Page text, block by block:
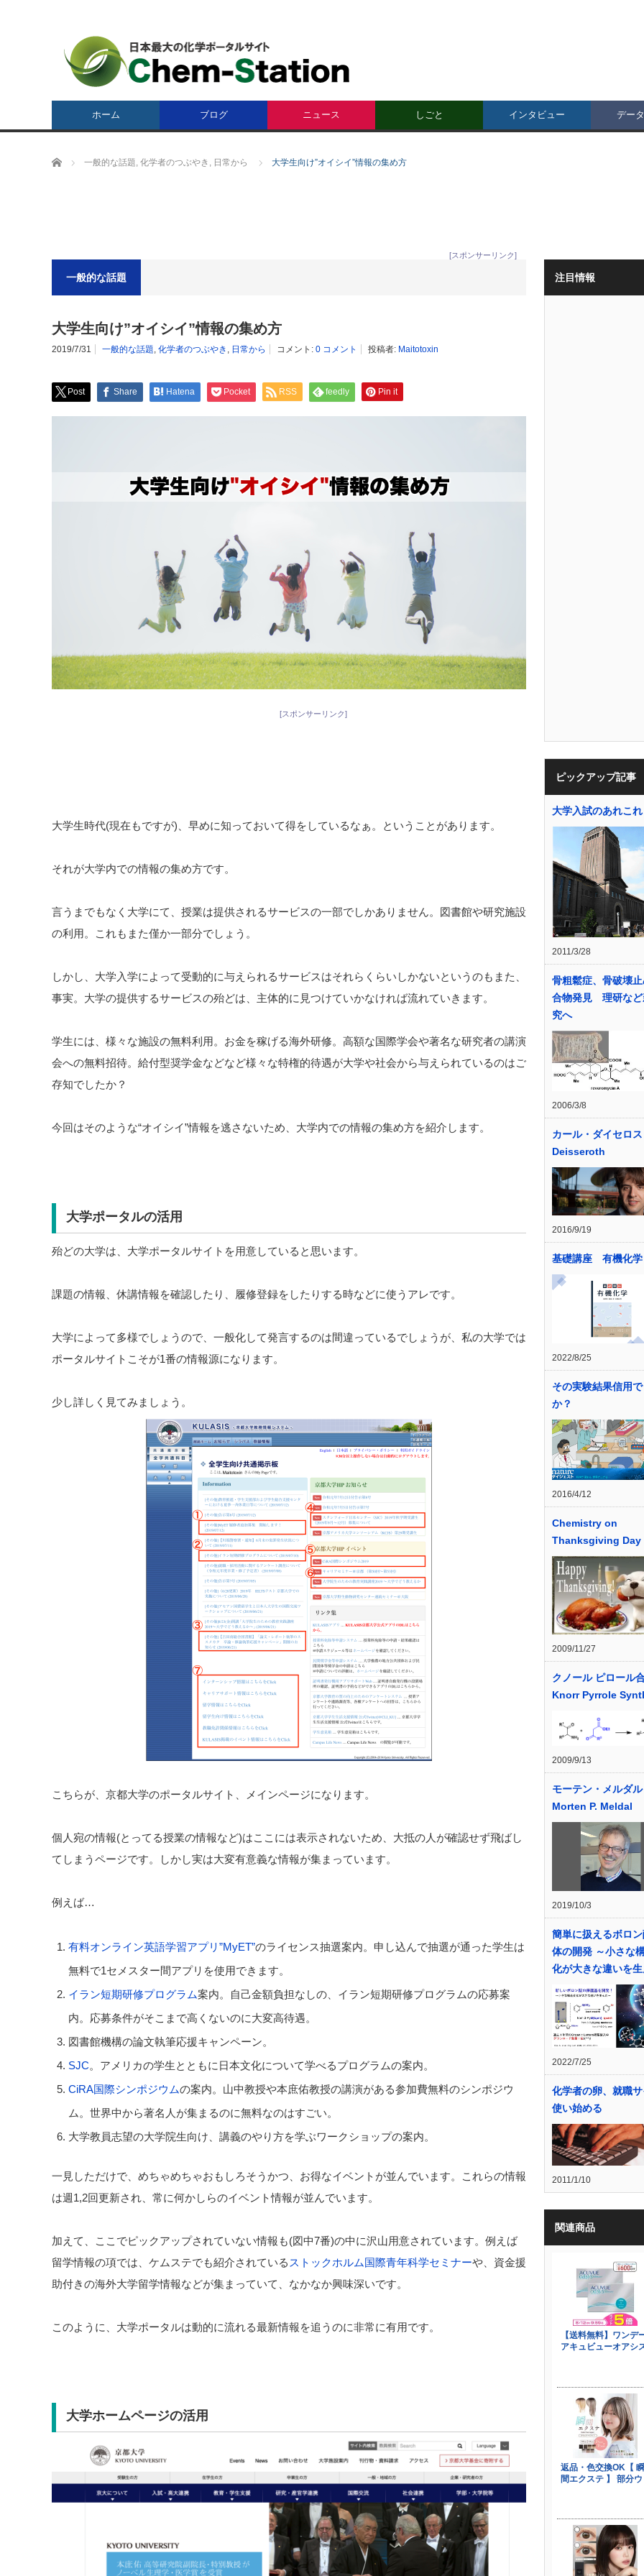
ホーム ブログ ニュース しごと インタビュー デー
ホーム 一般的な話題, 化学者のつぶやき , 日常から 大学生向け”オイシイ”情報の集め方
[スポンサーリンク]
一般的な話題
大学生向け”オイシイ”情報の集め方
2019/7/31 一般的な話題, 化学者のつぶやき , 日常から コメント: 0 コメント 投稿者: Maitotoxin
Post Share Hatena Pocket RSS feedly Pin it
[スポンサーリンク]
大学生時代(現在もですが)、早めに知っておいて得をしているなぁ。ということがあります。
それが大学内での情報の集め方です。
言うまでもなく大学にて、授業は提供されるサービスの一部でしかありません。図書館や研究施設
の利用。これもまた僅か一部分でしょう。
しかし、大学入学によって受動的に与えられるサービスはそれらくらいしかないというのもまた、
事実。大学の提供するサービスの殆どは、主体的に見つけていかなければ流れていきます。
学生には、様々な施設の無料利用。お金を稼げる海外研修。高額な国際学会や著名な研究者の講演
会への無料招待。給付型奨学金などなど様々な特権的待遇が大学や社会から与えられているのはご
存知でしたか？
今回はそのような“オイシイ”情報を逃さないため、大学内での情報の集め方を紹介します。
大学ポータルの活用
殆どの大学は、大学ポータルサイトを用意していると思います。
課題の情報、休講情報を確認したり、履修登録をしたりする時などに使うアレです。
大学によって多様でしょうので、一般化して発言するのは間違っているでしょうが、私の大学では
ポータルサイトこそが1番の情報源になります。
少し詳しく見てみましょう。
こちらが、京都大学のポータルサイト、メインページになります。
個人宛の情報(とってる授業の情報など)はここには表示されないため、大抵の人が確認せず飛ばし
てしまうページです。しかし実は大変有意義な情報が集まっています。
例えば…
有料オンライン英語学習アプリ”MyET”のライセンス抽選案内。申し込んで抽選が通った学生は
無料で1セメスター間アプリを使用できます。
イラン短期研修プログラム案内。自己金額負担なしの、イラン短期研修プログラムの応募案
内。応募条件がそこまで高くないのに大変高待遇。
図書館機構の論文執筆応援キャンペーン。
SJC。アメリカの学生とともに日本文化について学べるプログラムの案内。
CiRA国際シンポジウムの案内。山中教授や本庶佑教授の講演がある参加費無料のシンポジウ
ム。世界中から著名人が集まるのに無料なのはすごい。
大学教員志望の大学院生向け、講義のやり方を学ぶワークショップの案内。
一見しただけで、めちゃめちゃおもしろそうかつ、お得なイベントが並んでいます。これらの情報
は週1,2回更新され、常に何かしらのイベント情報が並んでいます。
加えて、ここでピックアップされていない情報も(図中7番)の中に沢山用意されています。例えば
留学情報の項では、ケムステでも紹介されている ストックホルム国際青年科学セミナーや、資金援
助付きの海外大学留学情報などが集まっていて、なかなか興味深いです。
このように、大学ポータルは動的に流れる最新情報を追うのに非常に有用です。
大学ホームページの活用
注目情報
ピックアップ記事
大学入試のあれ
2011/3/28
骨粗鬆症、骨破壊
合物発見 理研など
究へ
2006/3/8
カール・ダイセロ
Deisseroth
2016/9/19
基礎講座 有機化学
2022/8/25
その実験結果信用
か？
2016/4/12
Chemistry on
Thanksgiving Day
2009/11/27
クノール ピロール
Knorr Pyrrole
2009/9/13
モーテン・メルダル
Morten P. Meldal
2019/10/3
簡単に扱えるボロ
体の開発 ～小さな
化が大きな違いを
2022/7/25
化学者の卵、就職
使い始める
2011/1/10
関連商品